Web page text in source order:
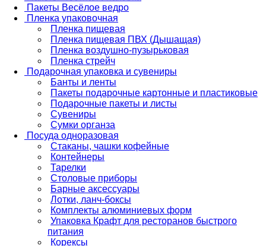
Пакеты Весёлое ведро
Пленка упаковочная
Пленка пищевая
Пленка пищевая ПВХ (Дышащая)
Пленка воздушно-пузырьковая
Пленка стрейч
Подарочная упаковка и сувениры
Банты и ленты
Пакеты подарочные картонные и пластиковые
Подарочные пакеты и листы
Сувениры
Сумки органза
Посуда одноразовая
Стаканы, чашки кофейные
Контейнеры
Тарелки
Столовые приборы
Барные аксессуары
Лотки, ланч-боксы
Комплекты алюминиевых форм
Упаковка Крафт для ресторанов быстрого
питания
Корексы